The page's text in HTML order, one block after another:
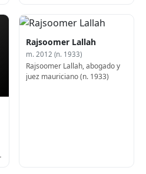
Rajsoomer Lallah
m. 2012 (n. 1933)
Rajsoomer Lallah, abogado y
juez mauriciano (n. 1933)